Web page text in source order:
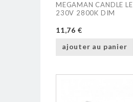
MEGAMAN CANDLE
230V 2800K DIM
11,76 €
ajouter au panier